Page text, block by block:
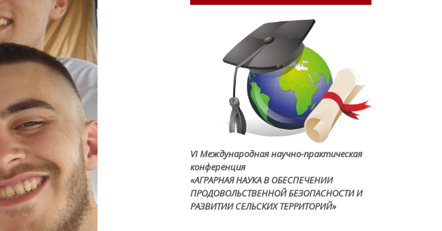
VI Международная научно-практическая
конференция
«АГРАРНАЯ НАУКА В ОБЕСПЕЧЕНИИ
ПРОДОВОЛЬСТВЕННОЙ БЕЗОПАСНОСТИ И
РАЗВИТИИ СЕЛЬСКИХ ТЕРРИТОРИЙ»